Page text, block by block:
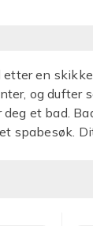
en
og
et bad.
spabesøk.